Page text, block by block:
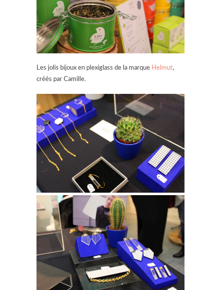
Les jolis bijoux en plexiglass de la marque Helmut,
créés par Camille.